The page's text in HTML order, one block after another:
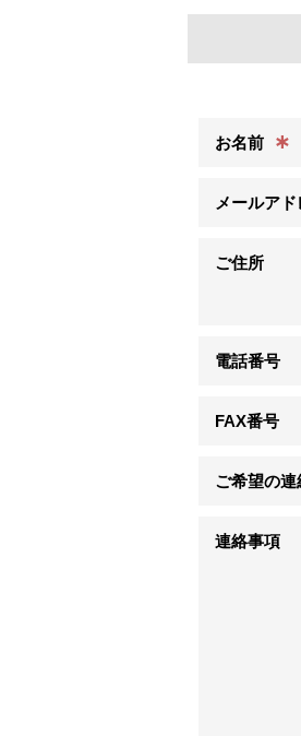
お名前 ∗
メールアド
ご住所
電話番号
FAX番号
ご希望の連
連絡事項